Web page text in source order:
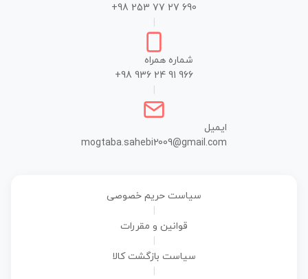
+98 253 77 27 690
شماره همراه
+98 936 24 91 966
ایمیل
mogtaba.sahebi2009@gmail.com
سیاست حریم خصوصی
قوانین و مقررات
سیاست بازگشت کالا